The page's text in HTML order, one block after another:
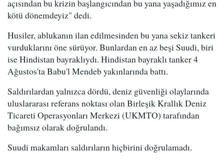
açısından bu krizin başlangıcından bu yana yaşadığımız en
kötü dönemdeyiz" dedi.
Husiler, ablukanın ilan edilmesinden bu yana sekiz tankeri
vurduklarını öne sürüyor. Bunlardan en az beşi Suudi, biri
ise Hindistan bayraklıydı. Hindistan bayraklı tanker 4
Ağustos'ta Babu'l Mendeb yakınlarında battı.
Saldırılardan yalnızca dördü, deniz güvenliği olaylarında
uluslararası referans noktası olan Birleşik Krallık Deniz
Ticareti Operasyonları Merkezi (UKMTO) tarafından
bağımsız olarak doğrulandı.
Suudi makamları saldırıların hiçbirini doğrulamadı.